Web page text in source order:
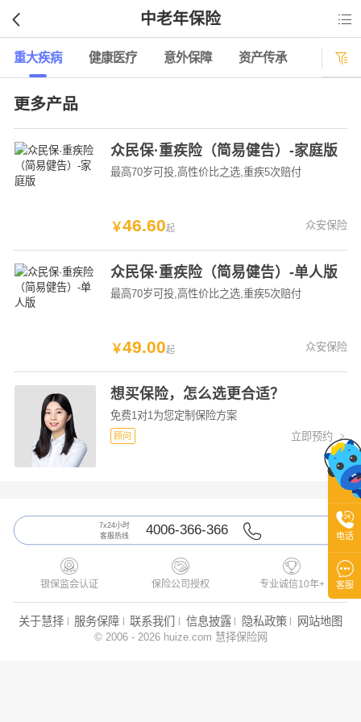
中老年保险 

重大疾病 健康医疗 意外保障 资产传承
更多产品
众民保·重疾险（简易健告）-家庭版
最高70岁可投,高性价比之选,重疾5次赔付
￥46.60起 众安保险
众民保·重疾险（简易健告）-单人版
最高70岁可投,高性价比之选,重疾5次赔付
￥49.00起 众安保险
想买保险，怎么选更合适？
免费1对1为您定制保险方案
顾问 立即预约 
7x24小时
客服热线
4006-366-366

银保监会认证

保险公司授权

专业诚信10年+
关于慧择 服务保障 联系我们 信息披露 隐私政策 网站地图
© 2006 - 2026 huize.com 慧择保险网

电话

客服